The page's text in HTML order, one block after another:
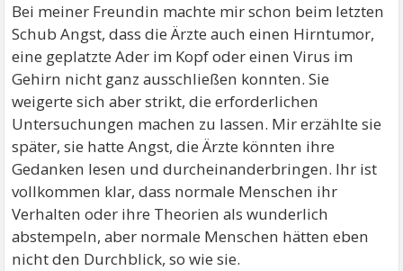
Bei meiner Freundin machte mir schon beim letzten
Schub Angst, dass die Ärzte auch einen Hirntumor,
eine geplatzte Ader im Kopf oder einen Virus im
Gehirn nicht ganz ausschließen konnten. Sie
weigerte sich aber strikt, die erforderlichen
Untersuchungen machen zu lassen. Mir erzählte sie
später, sie hatte Angst, die Ärzte könnten ihre
Gedanken lesen und durcheinanderbringen. Ihr ist
vollkommen klar, dass normale Menschen ihr
Verhalten oder ihre Theorien als wunderlich
abstempeln, aber normale Menschen hätten eben
nicht den Durchblick, so wie sie.